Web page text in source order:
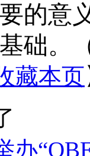
的意
础。
藏本页
办